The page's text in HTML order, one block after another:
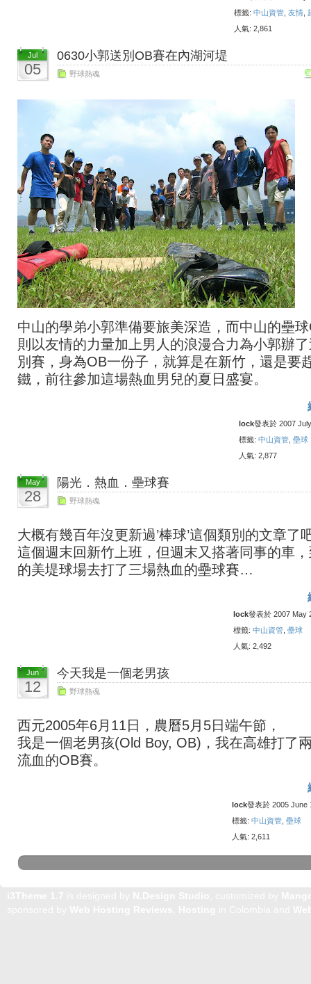
標籤: 中山資管 友情
人氣: 2,861
Jul
05
0630小郭送別OB賽在內湖河堤
野球熱魂
中山的學弟小郭準備要旅美深造，而中山的壘
則以友情的力量加上男人的浪漫合力為小郭辦
別賽，身為OB一份子，就算是在新竹，還是要
鐵，前往參加這場熱血男兒的夏日盛宴。
lock發表於 2007
標籤: 中山資管 壘球
人氣: 2,877
May
28
陽光．熱血．壘球賽
野球熱魂
大概有幾百年沒更新過’棒球’這個類別的文章了
這個週末回新竹上班，但週末又搭著同事的車
的美堤球場去打了三場熱血的壘球賽…
lock發表於 2007 May
標籤: 中山資管 壘球
人氣: 2,492
Jun
12
今天我是一個老男孩
野球熱魂
西元2005年6月11日，農曆5月5日端午節，
我是一個老男孩(Old Boy, OB)，我在高雄打了
流血的OB賽。
lock發表於 2005 June
標籤: 中山資管 壘球
人氣: 2,611